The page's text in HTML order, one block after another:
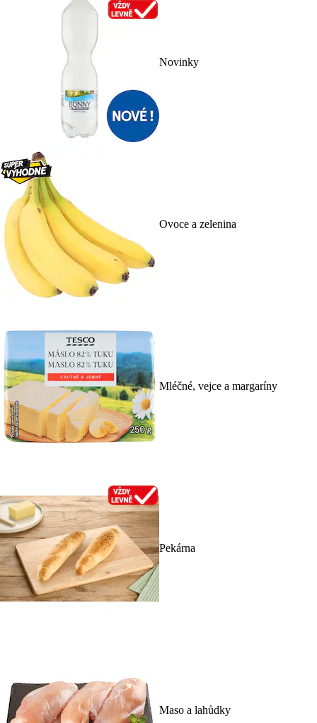
Novinky
Ovoce a zelenina
Mléčné, vejce a margaríny
Pekárna
Maso a lahůdky